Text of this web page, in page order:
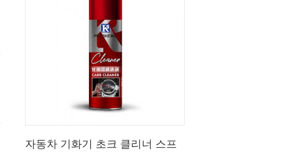
자동차 기화기 초크 클리너 스프